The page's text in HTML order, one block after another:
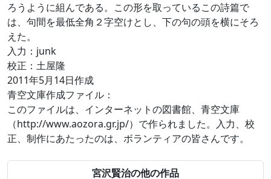
ろうように組んである。この形を取っているこの詩篇で
は、句間を最低全角２字空けとし、下の句の頭を横にそろ
えた。
入力：junk
校正：土屋隆
2011年5月14日作成
青空文庫作成ファイル：
このファイルは、インターネットの図書館、青空文庫
（http://www.aozora.gr.jp/）で作られました。入力、校
正、制作にあたったのは、ボランティアの皆さんです。
宮沢賢治の他の作品